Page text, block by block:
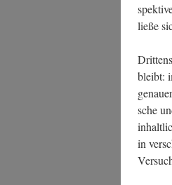
lie­ße
bleibt:
sche
in